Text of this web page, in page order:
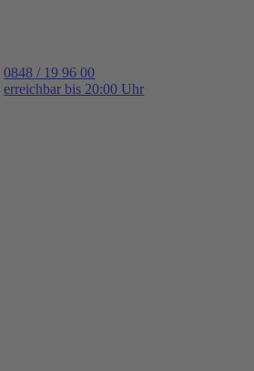
0848 / 19 96 00
erreichbar bis 20:00 Uhr